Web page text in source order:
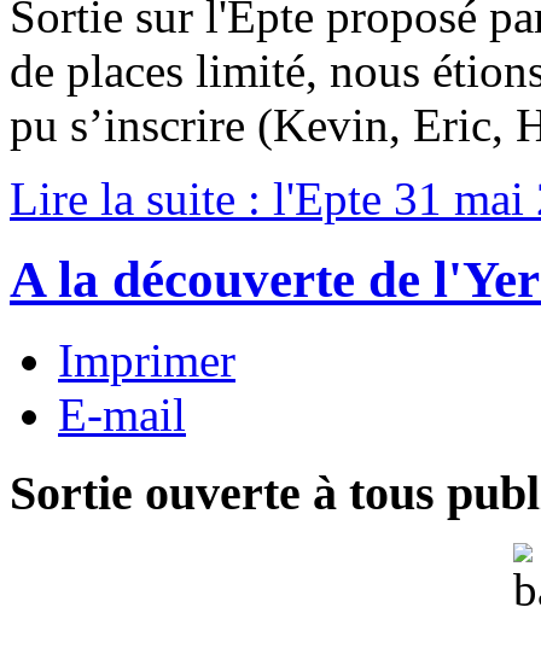
Sortie sur l'Epte proposé
de places limité, nous
pu s’inscrire (Kevin, Eric,
Lire la suite : l'Epte 31 mai
A la découverte de
Imprimer
E-mail
Sortie ouverte à tous